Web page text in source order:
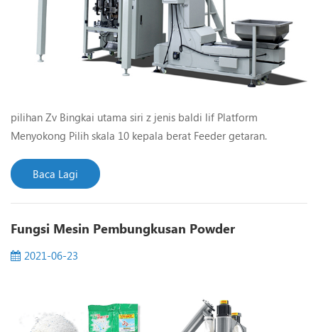
pilihan Zv Bingkai utama siri z jenis baldi lif Platform
Menyokong Pilih skala 10 kepala berat Feeder getaran.
menyelesaikan keseluruhan prosedur makan, Measu Ring,
Bagging, Tarikh Percetakan, Mengecas (Menghilangkan),
diperlukan dan akan mengeluarkan berat produk apa yang
tidak terjeja...
Baca Lagi
Fungsi Mesin Pembungkusan Powder
2021-06-23